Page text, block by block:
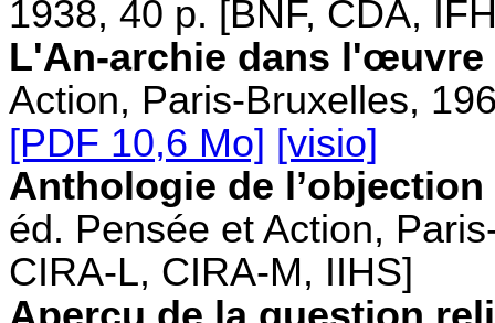
1938, 40 p. [BNF, CDA,
L'An-archie dans l'œuvre
Action, Paris-Bruxelles,
[PDF 10,6 Mo] [visio]
Anthologie de
éd. Pensée et Action,
CIRA-L, CIRA-M, IIHS]